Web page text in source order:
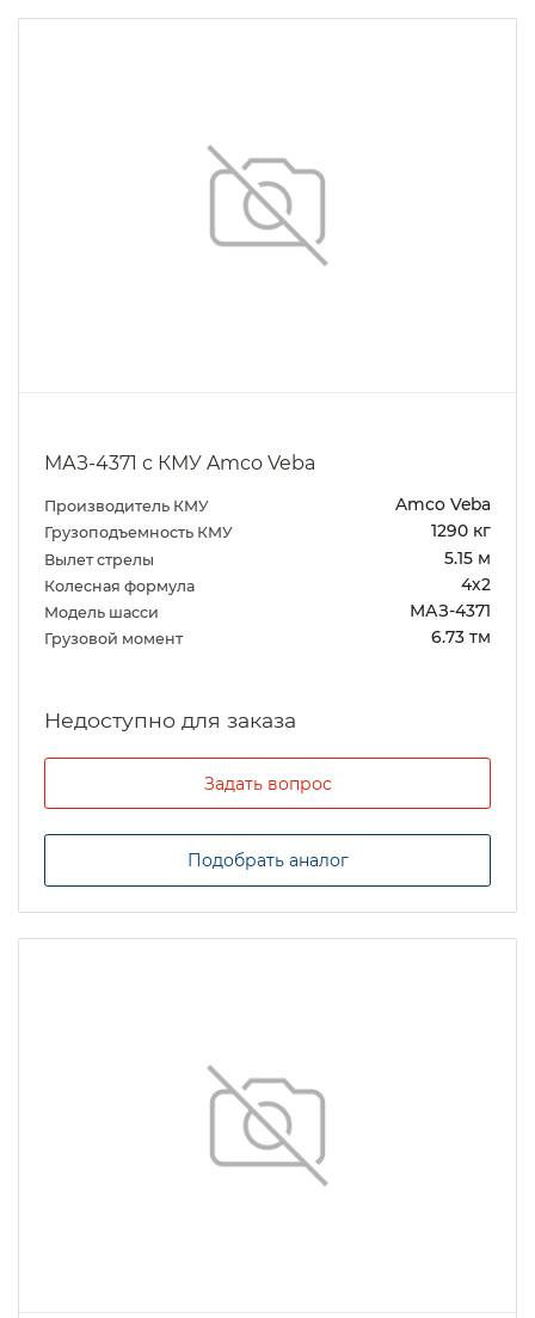
МАЗ-4371 с КМУ Amco Veba
Производитель КМУ Amco Veba
Грузоподъемность КМУ 1290 кг
Вылет стрелы 5.15 м
Колесная формула 4х2
Модель шасси МАЗ-4371
Грузовой момент 6.73 тм
Задать вопрос
Подобрать аналог